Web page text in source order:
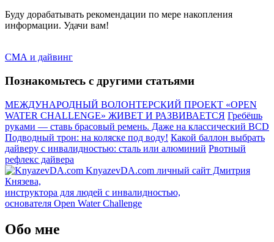
Буду дорабатывать рекомендации по мере накопления
информации. Удачи вам!
СМА и дайвинг
Познакомьтесь с другими статьями
МЕЖДУНАРОДНЫЙ ВОЛОНТЕРСКИЙ ПРОЕКТ «OPEN
WATER CHALLENGE» ЖИВЕТ И РАЗВИВАЕТСЯ Гребёшь
руками — ставь брасовый ремень. Даже на классический BCD
Подводный трон: на коляске под воду! Какой баллон выбрать
дайверу с инвалидностью: сталь или алюминий Рвотный
рефлекс дайвера
KnyazevDA.com личный сайт Дмитрия
Князева,
инструктора для людей с инвалидностью,
основателя Open Water Challenge
Обо мне